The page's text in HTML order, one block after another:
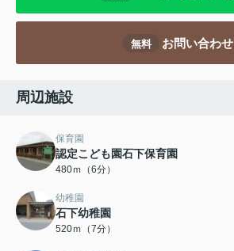
無料 お問い合わせ
周辺施設
保育園
認定こども園石下保育園
480ｍ（6分）
幼稚園
石下幼稚園
520ｍ（7分）